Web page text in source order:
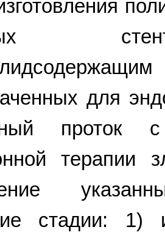
для
проток с
терапии
стадии: 1)